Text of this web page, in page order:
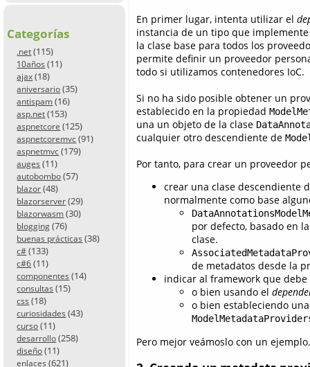
Categorías
.net (115)
10años (11)
ajax (18)
aniversario (35)
antispam (16)
asp.net (153)
aspnetcore (125)
aspnetcoremvc (91)
aspnetmvc (179)
auges (11)
autobombo (57)
blazor (48)
blazorserver (29)
blazorwasm (30)
blogging (76)
buenas prácticas (38)
c# (133)
c#6 (11)
componentes (14)
consultas (15)
css (18)
curiosidades (43)
curso (11)
desarrollo (258)
diseño (11)
enlaces (621)
En primer lugar, intenta utilizar el
instancia de un tipo que
la clase base para todos los
permite definir un proveedor
todo si utilizamos contenedores IoC.
Si no ha sido posible obtener un
establecido en la propiedad
una un objeto de la clase
cualquier otro descendiente de
Por tanto, para crear un proveedor
crear una clase descendiente
normalmente como base
por defecto, basado en
clase.
de metadatos desde la
indicar al framework que
o bien usando el
o bien estableciendo
Pero mejor veámoslo con un